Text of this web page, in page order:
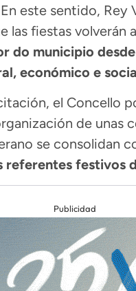
este sentido, Rey
las fiestas volverán
do municipio
económico e
el Concello
de unas
se consolidan
referentes festivos
Publicidad